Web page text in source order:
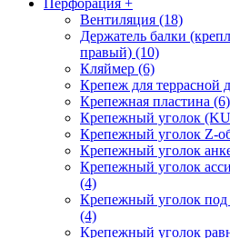
Перфорация +
Вентиляция (18)
Держатель балки
правый) (10)
Кляймер (6)
Крепеж для террасной
Крепежная пластина (6)
Крепежный уголок
Крепежный уголок Z-
Крепежный уголок
Крепежный уголок
(4)
Крепежный уголок под
(4)
Крепежный уголок